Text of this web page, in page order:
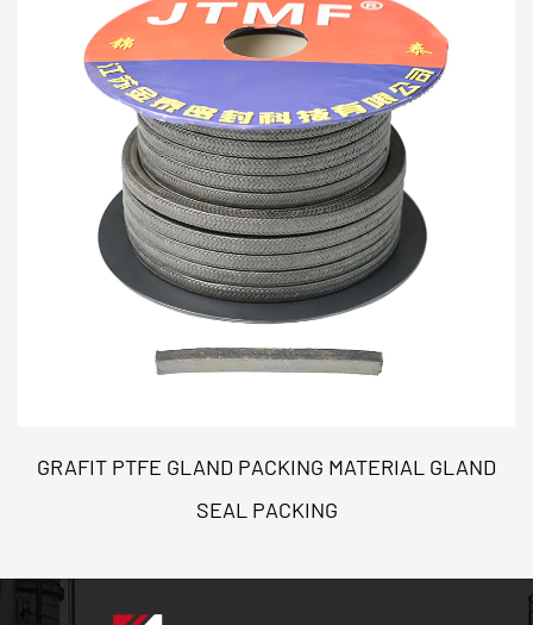
GRAFIT PTFE GLAND PACKING MATERIAL GLAND
SEAL PACKING